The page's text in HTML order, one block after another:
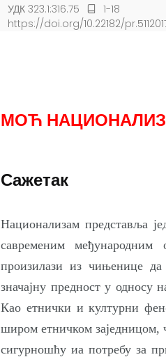
УДК 323.1:316.75
1-18
https://doi.org/10.22182/
МОЋ
Сажетак
Национализам представља
савременим
произилази из чињенице
значајну предност у односу
Као етнички и културни
широм етничком заједницом,
сигурношћу иа потребу за